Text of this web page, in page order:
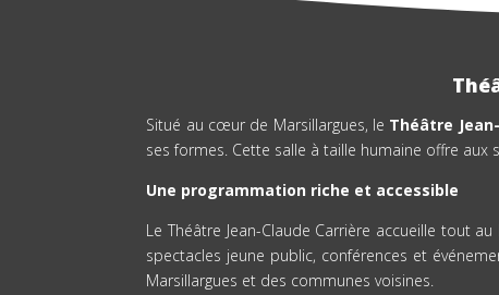
Situé au cœur de Marsillargues, le Théâtre
ses formes. Cette salle à taille humaine offre
Une programmation riche et accessible
Le Théâtre Jean-Claude Carrière accueille tout
spectacles jeune public, conférences et
Marsillargues et des communes voisines.